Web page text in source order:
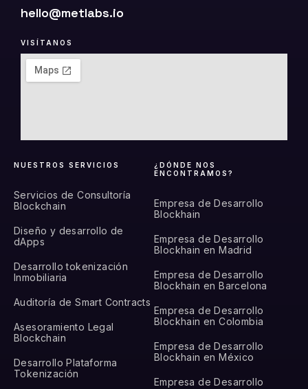
hello@metlabs.io
VISÍTANOS
NUESTROS SERVICIOS
Servicios de Consultoría
Blockchain
Diseño y desarrollo de
dApps
Desarrollo tokenización
Inmobiliaria
Auditoría de Smart Contracts
Asesoramiento Legal
Blockchain
Desarrollo Plataforma
Tokenización
¿DÓNDE NOS
ENCONTRAMOS?
Empresa de Desarrollo
Blockhain
Empresa de Desarrollo
Blockhain en Madrid
Empresa de Desarrollo
Blockhain en Barcelona
Empresa de Desarrollo
Blockhain en Colombia
Empresa de Desarrollo
Blockhain en México
Empresa de Desarrollo